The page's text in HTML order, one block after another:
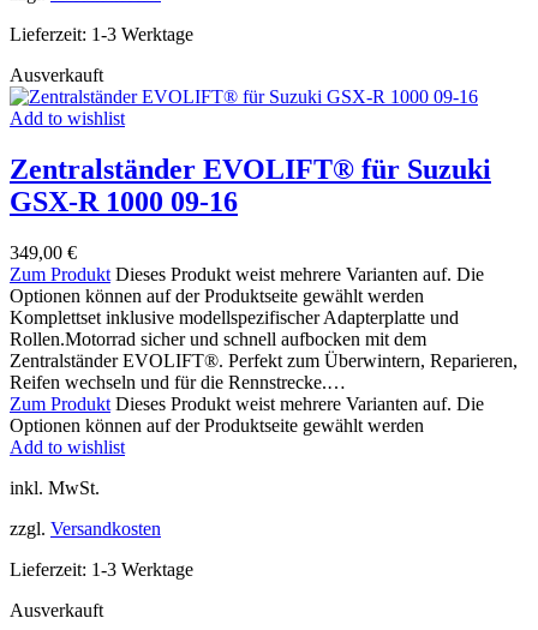
Lieferzeit: 1-3 Werktage
Ausverkauft
Add to wishlist
Zentralständer EVOLIFT® für Suzuki
GSX-R 1000 09-16
349,00 €
Zum Produkt Dieses Produkt weist mehrere Varianten auf. Die
Optionen können auf der Produktseite gewählt werden
Komplettset inklusive modellspezifischer Adapterplatte und
Rollen.Motorrad sicher und schnell aufbocken mit dem
Zentralständer EVOLIFT®. Perfekt zum Überwintern, Reparieren,
Reifen wechseln und für die Rennstrecke.…
Zum Produkt Dieses Produkt weist mehrere Varianten auf. Die
Optionen können auf der Produktseite gewählt werden
Add to wishlist
inkl. MwSt.
zzgl. Versandkosten
Lieferzeit: 1-3 Werktage
Ausverkauft